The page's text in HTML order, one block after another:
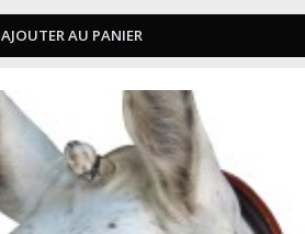
AJOUTER AU PANIER